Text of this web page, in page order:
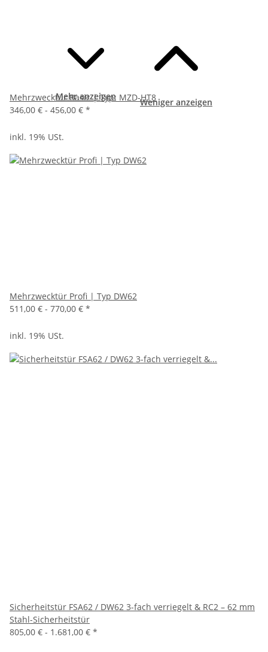
Mehr anzeigen
Weniger anzeigen
Mehrzwecktür Basic | Typ: MZD-HT8
346,00 € - 456,00 € *
inkl. 19% USt.
Mehrzwecktür Profi | Typ DW62
511,00 € - 770,00 € *
inkl. 19% USt.
Sicherheitstür FSA62 / DW62 3-fach verriegelt & RC2 – 62 mm
Stahl-Sicherheitstür
805,00 € - 1.681,00 € *